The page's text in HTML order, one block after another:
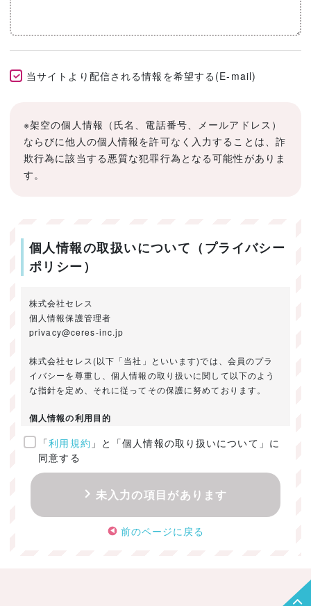
当サイトより配信される情報を希望する(E-mail)
※架空の個人情報（氏名、電話番号、メールアドレス）
ならびに他人の個人情報を許可なく入力することは、詐
欺行為に該当する悪質な犯罪行為となる可能性がありま
す。
個人情報の取扱いについて（プライバシー
ポリシー）
株式会社セレス
個人情報保護管理者
privacy@ceres-inc.jp
株式会社セレス(以下「当社」といいます)では、会員のプラ
イバシーを尊重し、個人情報の取り扱いに関して以下のよう
な指針を定め、それに従ってその保護に努めております。
個人情報の利用目的
ご提供いただきました個人情報は、以下のためにのみ利用い
たします。
・お問い合わせに対する回答及び資料送付のご連絡
・当社のお客様向けサービスの提供
・本人確認
・サービスの開発・改善のための分析
「利用規約 」と「個人情報の取り扱いについて」に
同意する
未入力の項目があります
前のページに戻る